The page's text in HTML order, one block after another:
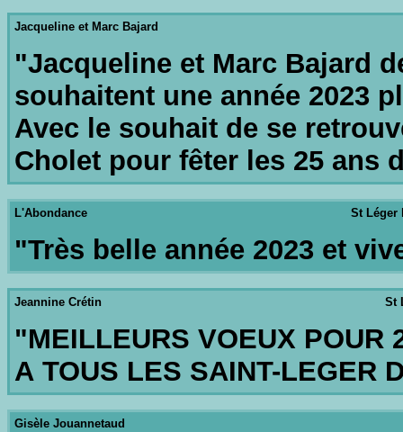
Jacqueline et Marc Bajard
"Jacqueline et Marc Bajard
souhaitent une année 2023
Avec le souhait de se
Cholet pour fêter les 25 ans
L'Abondance St Léger
"Très belle année 2023 et
Jeannine Crétin St
"MEILLEURS VOEUX POUR
A TOUS LES SAINT-LEGER
Gisèle Jouannetaud